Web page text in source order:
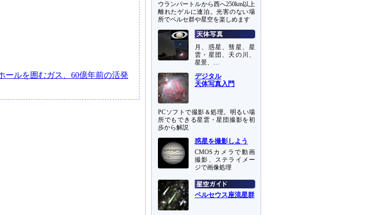
ールを囲むガス、60億年前の活発
ウランバートルから西へ250km以上
離れたゲルに連泊。光害のない場
所でペルセ群や星空を楽しめます
月、惑星、彗星、星
雲・星団、天の川、
星景、…
デジタル
天体写真入門
PCソフトで撮影＆処理。明るい場
所でもできる星雲・星団撮影を初
歩から解説
惑星を撮影しよう
CMOSカメラで動画
撮影、ステライメー
ジで画像処理
ペルセウス座流星群